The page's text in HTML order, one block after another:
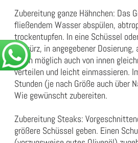
Zubereitung ganze Hähnchen: Das
fließendem Wasser abspülen,
trockentupfen. In eine Schüssel
Gewürz, in angegebener Dosierung,
wenn möglich auch von innen
verteilen und leicht einmassieren.
Stunden (je nach Größe auch über
Wie gewünscht zubereiten.
Zubereitung Steaks:
größere Schüssel geben. Einen